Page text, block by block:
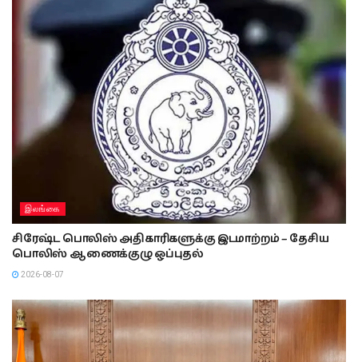
இலங்கை
சிரேஷ்ட பொலிஸ் அதிகாரிகளுக்கு இடமாற்றம் – தேசிய
பொலிஸ் ஆணைக்குழு ஒப்புதல்
2026-08-07